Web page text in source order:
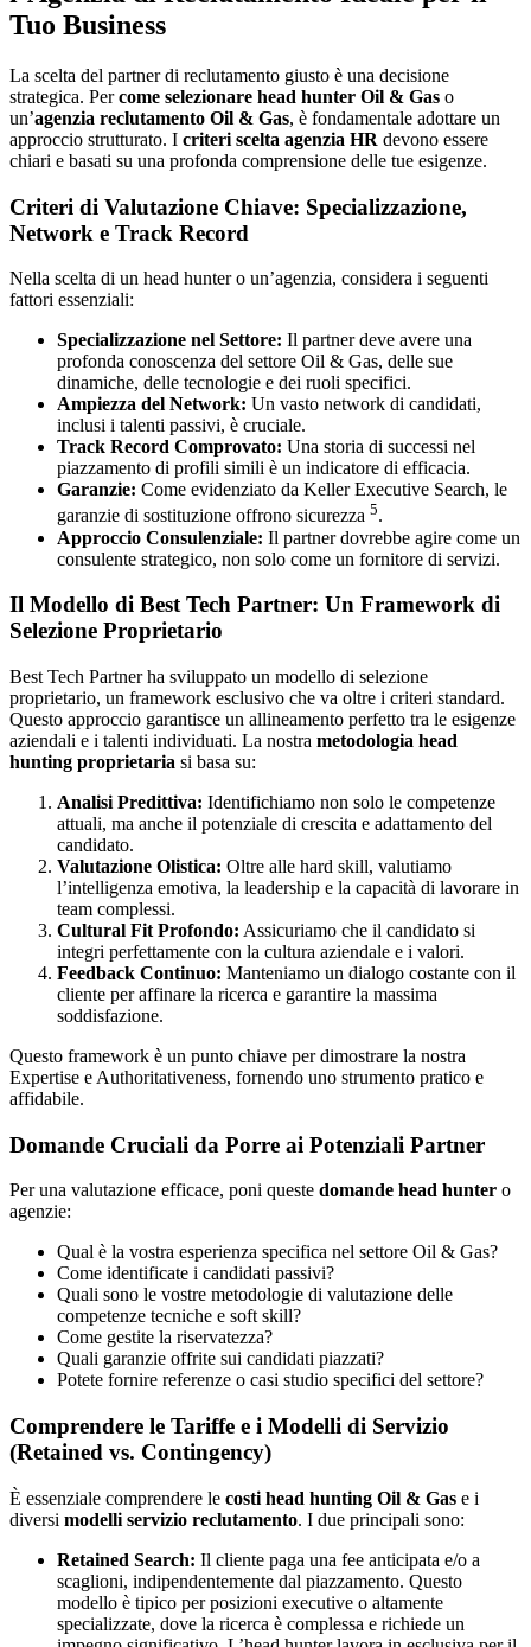
Tuo Business
La scelta del partner di reclutamento giusto è una decisione
strategica. Percome selezionare head hunter Oil & Gas o
un’agenzia reclutamento Oil & Gas, è fondamentale adottare un
approccio strutturato. I criteri scelta agenzia HR devono essere
chiari e basati su una profonda comprensione delle tue esigenze.
Criteri di Valutazione Chiave: Specializzazione,
Network e Track Record
Nella scelta di un head hunter o un’agenzia, considera i seguenti
fattori essenziali:
Specializzazione nel Settore: Il partner deve avere una
profonda conoscenza del settore Oil & Gas, delle sue
dinamiche, delle tecnologie e dei ruoli specifici.
Ampiezza del Network: Un vasto network di candidati,
inclusi i talenti passivi, è cruciale.
Track Record Comprovato: Una storia di successi nel
piazzamento di profili simili è un indicatore di efficacia.
Garanzie: Come evidenziato da Keller Executive Search, le
garanzie di sostituzione offrono sicurezza 5.
Approccio Consulenziale: Il partner dovrebbe agire come un
consulente strategico, non solo come un fornitore di servizi.
Il Modello di Best Tech Partner: Un Framework di
Selezione Proprietario
Best Tech Partner ha sviluppato un modello di selezione
proprietario, un framework esclusivo che va oltre i criteri standard.
Questo approccio garantisce un allineamento perfetto tra le esigenze
aziendali e i talenti individuati. La nostra metodologia head
hunting proprietaria si basa su:
Analisi Predittiva: Identifichiamo non solo le competenze
attuali, ma anche il potenziale di crescita e adattamento del
candidato.
Valutazione Olistica: Oltre alle hard skill, valutiamo
l’intelligenza emotiva, la leadership e la capacità di lavorare in
team complessi.
Cultural Fit Profondo: Assicuriamo che il candidato si
integri perfettamente con la cultura aziendale e i valori.
Feedback Continuo: Manteniamo un dialogo costante con il
cliente per affinare la ricerca e garantire la massima
soddisfazione.
Questo framework è un punto chiave per dimostrare la nostra
Expertise e Authoritativeness, fornendo uno strumento pratico e
affidabile.
Domande Cruciali da Porre ai Potenziali Partner
Per una valutazione efficace, poni queste domande head hunter o
agenzie:
Qual è la vostra esperienza specifica nel settore Oil & Gas?
Come identificate i candidati passivi?
Quali sono le vostre metodologie di valutazione delle
competenze tecniche e soft skill?
Come gestite la riservatezza?
Quali garanzie offrite sui candidati piazzati?
Potete fornire referenze o casi studio specifici del settore?
Comprendere le Tariffe e i Modelli di Servizio
(Retained vs. Contingency)
È essenziale comprendere le costi head hunting Oil & Gas e i
diversi modelli servizio reclutamento. I due principali sono:
Retained Search: Il cliente paga una fee anticipata e/o a
scaglioni, indipendentemente dal piazzamento. Questo
modello è tipico per posizioni executive o altamente
specializzate, dove la ricerca è complessa e richiede un